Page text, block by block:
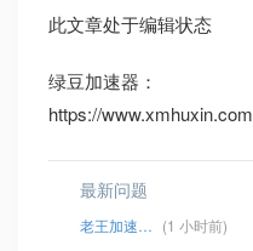
此文章处于编辑状态
绿豆加速器：
https://
最新问题
老王加速器无广告破解版 (1 小时前)